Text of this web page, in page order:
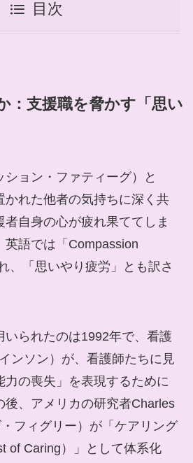
目次
：支援職を脅かす「思い
ョン・ファティーグ）と
かれた他者の気持ちに深く共
自身の心が疲れ果ててしま
英語では「Compassion
、「思いやり疲労」とも訳さ
いられたのは1992年で、看護
ンソン）が、看護師たちに見
力の喪失」を表現するために
後、アメリカの研究者Charles
フィグリー）が「ケアリング
of Caring）」として体系化